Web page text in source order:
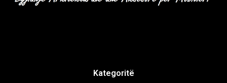
Kategoritë